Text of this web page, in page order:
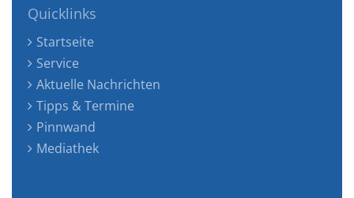
Quicklinks
Startseite
Service
Aktuelle Nachrichten
Tipps & Termine
Pinnwand
Mediathek